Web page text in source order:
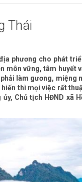
Thái
phương cho phát
môn vững, tâm huyết
làm gương, miệng
thì mọi việc rất
Chủ tịch HĐND xã